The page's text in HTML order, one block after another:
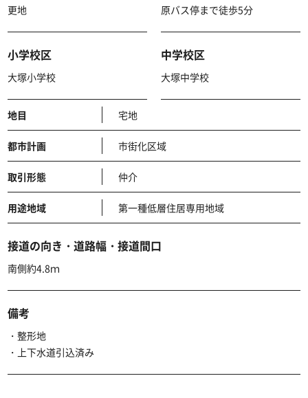
更地 原バス停まで徒歩5分
小学校区
大塚小学校
中学校区
大塚中学校
地目 宅地
都市計画 市街化区域
取引形態 仲介
用途地域 第一種低層住居専用地域
接道の向き・道路幅・接道間口
南側約4.8ｍ
備考
・整形地
・上下水道引込済み